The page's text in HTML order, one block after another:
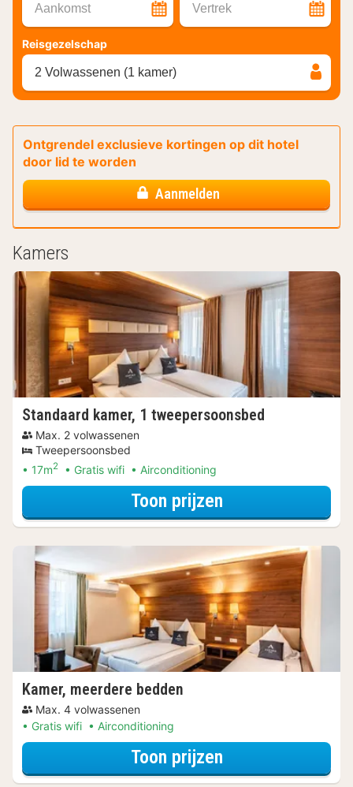
Aankomst Vertrek
Reisgezelschap
2 Volwassenen (1 kamer)
Ontgrendel exclusieve kortingen op dit hotel
door lid te worden
Aanmelden
Kamers
Standaard kamer, 1 tweepersoonsbed
Max. 2 volwassenen
Tweepersoonsbed
17m2 Gratis wifi Airconditioning
Toon prijzenvoor Standaard
Kamer, meerdere bedden
Max. 4 volwassenen
Gratis wifi
Airconditioning
Toon prijzenvoor Kamer,